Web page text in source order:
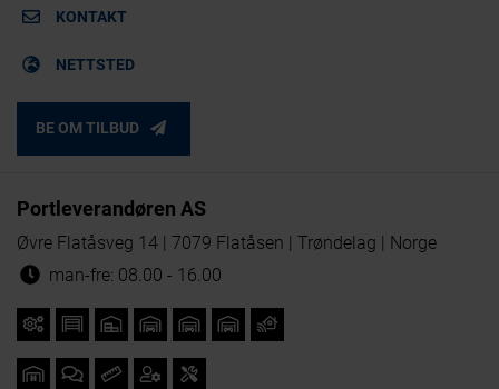
KONTAKT
NETTSTED
BE OM TILBUD
Portleverandøren AS
Øvre Flatåsveg 14 | 7079 Flatåsen | Trøndelag | Norge
man-fre: 08.00 - 16.00